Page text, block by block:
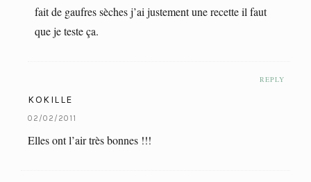
fait de gaufres sèches j’ai justement une recette il faut
que je teste ça.
REPLY
KOKILLE
02/02/2011
Elles ont l’air très bonnes !!!